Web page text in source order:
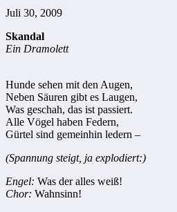
Juli 30, 2009
Skandal
Ein Dramolett
Hunde sehen mit den Augen,
Neben Säuren gibt es Laugen,
Was geschah, das ist passiert.
Alle Vögel haben Federn,
Gürtel sind gemeinhin ledern –
(Spannung steigt, ja explodiert:)
Engel: Was der alles weiß!
Chor: Wahnsinn!